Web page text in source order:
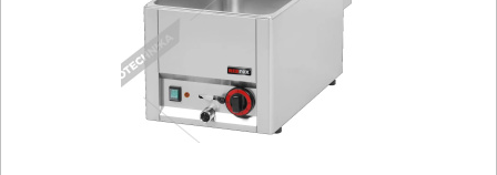
Kávovary
Řeznické stroje
Konvektomaty/Pece